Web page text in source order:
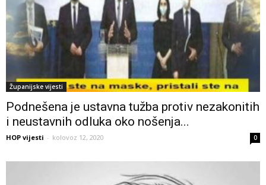
Županijske vijesti
Podnešena je ustavna tužba protiv nezakonitih
i neustavnih odluka oko nošenja...
HOP vijesti - kolovoz 12, 2020 0